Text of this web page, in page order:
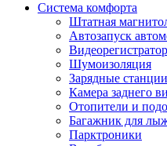
Система комфорта
Штатная
Автозапуск
Видеорегистратор
Шумоизоляция
Зарядные станции
Камера заднего
Отопители и
Багажник для
Парктроники